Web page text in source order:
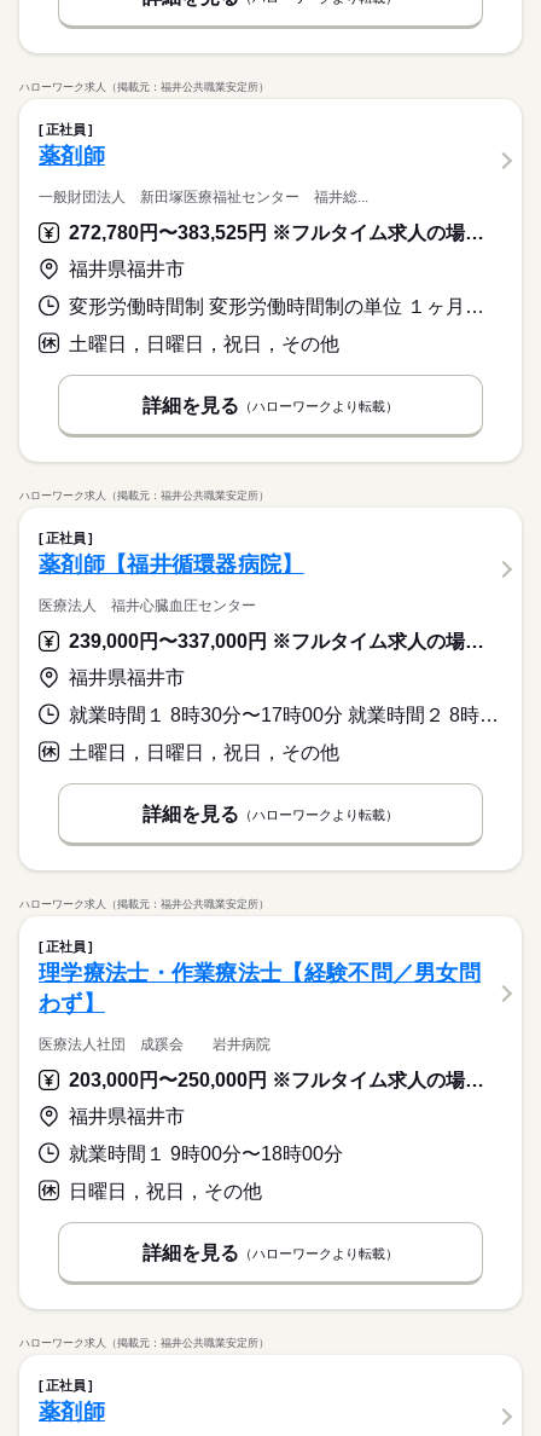
ハローワーク求人（掲載元：福井公共職業安定所）
正社員
薬剤師
一般財団法人 新田塚医療福祉センター 福井総...
272,780円〜383,525円 ※フルタイム求人の場合は月額（換算額）、パート求人の場合は時間額を表示しています。
福井県福井市
変形労働時間制 変形労働時間制の単位 １ヶ月単位 就業時間１ 8時30分〜17時15分 就業時間２ 17時15分〜8時30分 就業時間３ 8時30分〜12時30分 就業時間に関する特記事項 ※シフト制
土曜日，日曜日，祝日，その他
詳細を見る （ハローワークより転載）
ハローワーク求人（掲載元：福井公共職業安定所）
正社員
薬剤師【福井循環器病院】
医療法人 福井心臓血圧センター
239,000円〜337,000円 ※フルタイム求人の場合は月額（換算額）、パート求人の場合は時間額を表示しています。
福井県福井市
就業時間１ 8時30分〜17時00分 就業時間２ 8時30分〜13時00分 就業時間に関する特記事項 ※（２）は土曜日出勤時
土曜日，日曜日，祝日，その他
詳細を見る （ハローワークより転載）
ハローワーク求人（掲載元：福井公共職業安定所）
正社員
理学療法士・作業療法士【経験不問／男女問
わず】
医療法人社団 成蹊会 岩井病院
203,000円〜250,000円 ※フルタイム求人の場合は月額（換算額）、パート求人の場合は時間額を表示しています。
福井県福井市
就業時間１ 9時00分〜18時00分
日曜日，祝日，その他
詳細を見る （ハローワークより転載）
ハローワーク求人（掲載元：福井公共職業安定所）
正社員
薬剤師